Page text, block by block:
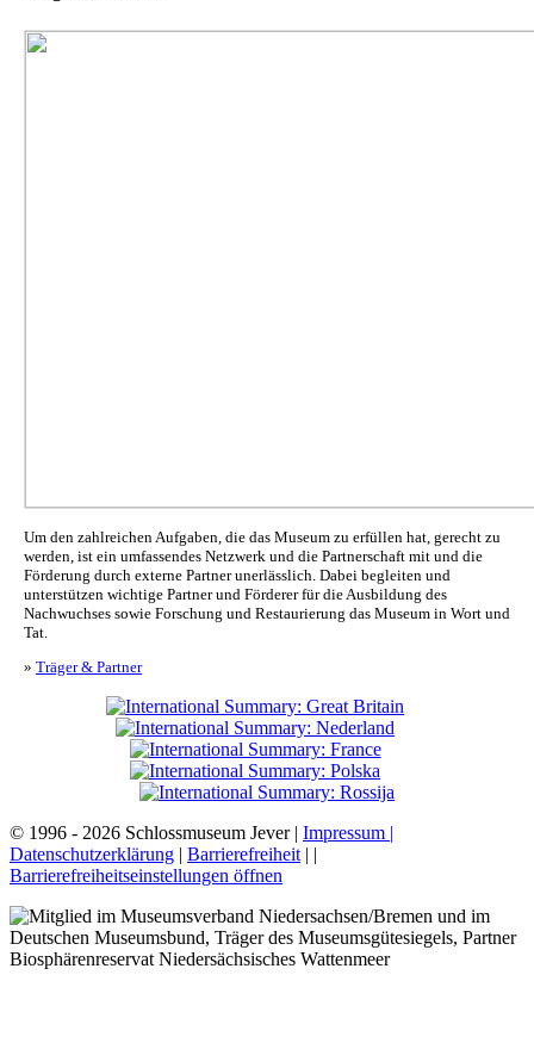
Um den zahlreichen Aufgaben, die das Museum zu erfüllen hat, gerecht zu
werden, ist ein umfassendes Netzwerk und die Partnerschaft mit und die
Förderung durch externe Partner unerlässlich. Dabei begleiten und
unterstützen wichtige Partner und Förderer für die Ausbildung des
Nachwuchses sowie Forschung und Restaurierung das Museum in Wort und
Tat.
» Träger & Partner
© 1996 - 2026 Schlossmuseum Jever | Impressum |
Datenschutzerklärung | Barrierefreiheit | |
Barrierefreiheitseinstellungen öffnen